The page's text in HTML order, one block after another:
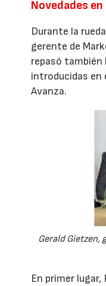
Novedades en
Durante la
gerente de
repasó también
introducidas en
Avanza.
Gerald Gietzen,
En primer lugar,